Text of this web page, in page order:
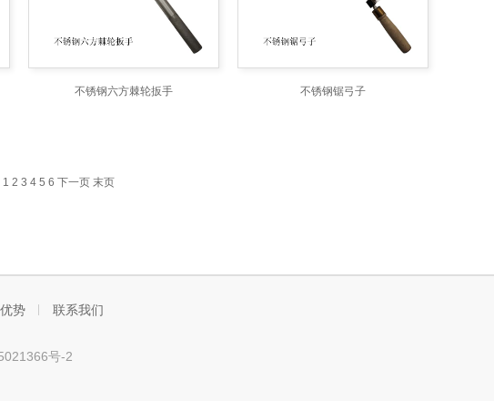
不锈钢六方棘轮扳手 不锈钢锯弓子
1 2 3 4 5 6 下一页 末页
势 联系我们
号-2